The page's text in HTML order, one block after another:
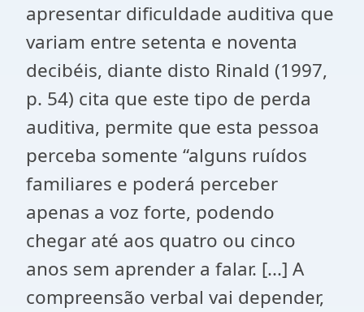
apresentar dificuldade auditiva que
variam entre setenta e noventa
decibéis, diante disto Rinald (1997,
p. 54) cita que este tipo de perda
auditiva, permite que esta pessoa
perceba somente “alguns ruídos
familiares e poderá perceber
apenas a voz forte, podendo
chegar até aos quatro ou cinco
anos sem aprender a falar. [...] A
compreensão verbal vai depender,